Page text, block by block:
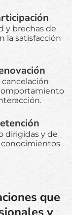
y brechas de
la satisfacción
dirigidas y de
conocimientos
que